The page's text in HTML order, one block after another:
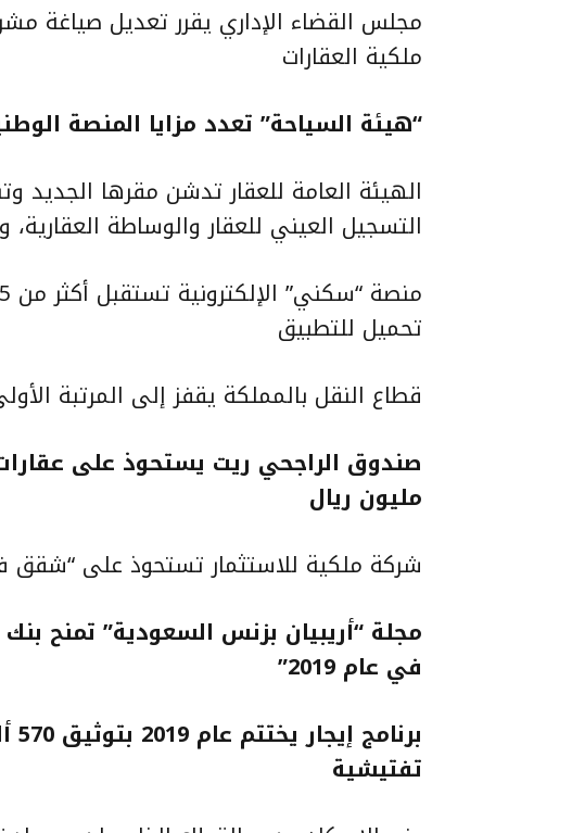
مجلس القضاء الإداري يقرر تعديل صياغة
ملكية العقارات
“هيئة السياحة” تعدد مزايا المنصة
الهيئة العامة للعقار تدشن مقرها
التسجيل العيني للعقار والوساطة
تحميل للتطبيق
قطاع النقل بالمملكة يقفز إلى المرتبة
مليون ريال
شركة ملكية للاستثمار تستحوذ على “شقق فندقية”
مجلة “أريبيان بزنس السعودية” تمنح بنك
في عام 2019”
تفتيشية